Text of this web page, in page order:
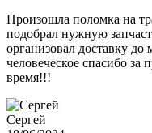
Произошла поломка на
подобрал нужную
организовал доставку
человеческое спасибо за
время!!!
Сергей